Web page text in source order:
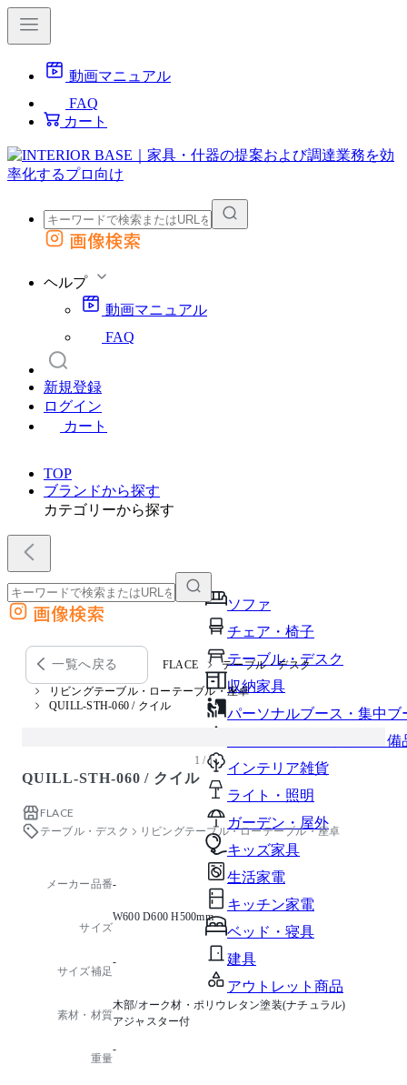
動画マニュアル
FAQ
カート
外部サイトの商品をカートに追加
画像検索
ヘルプ
動画マニュアル
FAQ
新規登録
ログイン
カート
TOP
ブランドから探す
カテゴリーから探す
ソファ
チェア・椅子
テーブル・デスク
収納家具
パーソナルブース・集中ブ
オフィスアクセサリー・備
インテリア雑貨
ライト・照明
ガーデン・屋外
キッズ家具
生活家電
キッチン家電
ベッド・寝具
建具
アウトレット商品
外部サイトの商品をカートに追加
他のサイトで見つけた商品ページのURLを貼り付けて、カートに追加できます
画像検索
一覧へ戻る FLACE テーブル・デスク
リビングテーブル・ローテーブル・座卓
QUILL-STH-060 / クイル
1 / 1
QUILL-STH-060 / クイル
FLACE
テーブル・デスク
リビングテーブル・ローテーブル・座卓
メーカー品番-
サイズ
W600 D600 H500mm
サイズ補足
-
素材・材質
木部/オーク材・ポリウレタン塗装(ナチュラル)
アジャスター付
重量
-